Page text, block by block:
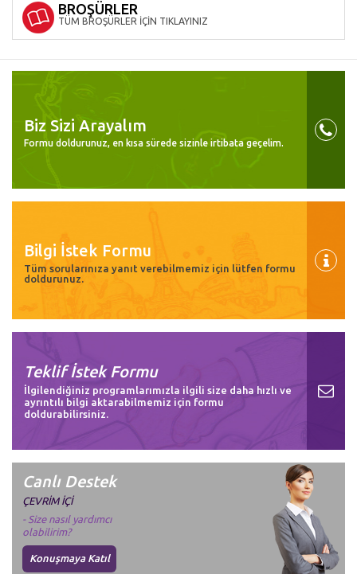
BROŞÜRLER
TÜM BROŞÜRLER İÇİN TIKLAYINIZ
Biz Sizi Arayalım
Formu doldurunuz, en kısa sürede sizinle irtibata geçelim.
Bilgi İstek Formu
Tüm sorularınıza yanıt verebilmemiz için lütfen formu
doldurunuz.
Teklif İstek Formu
İlgilendiğiniz programlarımızla ilgili size daha hızlı ve
ayrıntılı bilgi aktarabilmemiz için formu
doldurabilirsiniz.
Canlı Destek
ÇEVRİM İÇİ
- Size nasıl yardımcı
olabilirim?
Konuşmaya Katıl